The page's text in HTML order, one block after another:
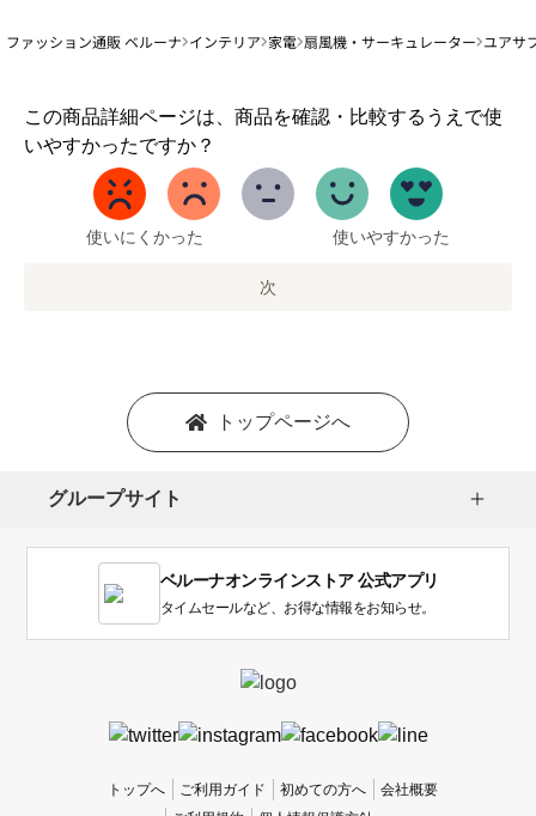
ファッション通販 ベルーナ インテリア 家電 扇風機・サーキュレーター ユアサ
この商品詳細ページは、商品を確認・比較するうえで使
いやすかったですか？
1
か
い
使いにくかった 使いやすかった
次
トップページへ
グループサイト
ベルーナオンラインストア 公式アプリ
タイムセールなど、お得な情報をお知らせ。
トップへ ご利用ガイド 初めての方へ
会社概要